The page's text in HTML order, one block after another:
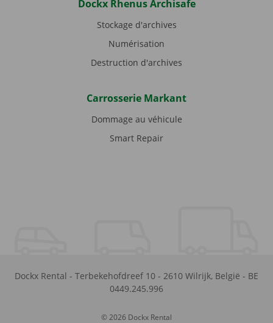
Dockx Rhenus Archisafe
Stockage d'archives
Numérisation
Destruction d'archives
Carrosserie Markant
Dommage au véhicule
Smart Repair
Dockx Rental - Terbekehofdreef 10 - 2610 Wilrijk, België - BE
0449.245.996
© 2026 Dockx Rental